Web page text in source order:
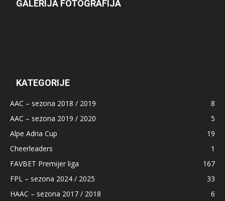
GALERIJA FOTOGRAFIJA
KATEGORIJE
AAC – sezona 2018 / 2019
8
AAC – sezona 2019 / 2020
5
Alpe Adria Cup
19
Cheerleaders
1
FAVBET Premijer liga
167
FPL – sezona 2024 / 2025
33
HAAC – sezona 2017 / 2018
6